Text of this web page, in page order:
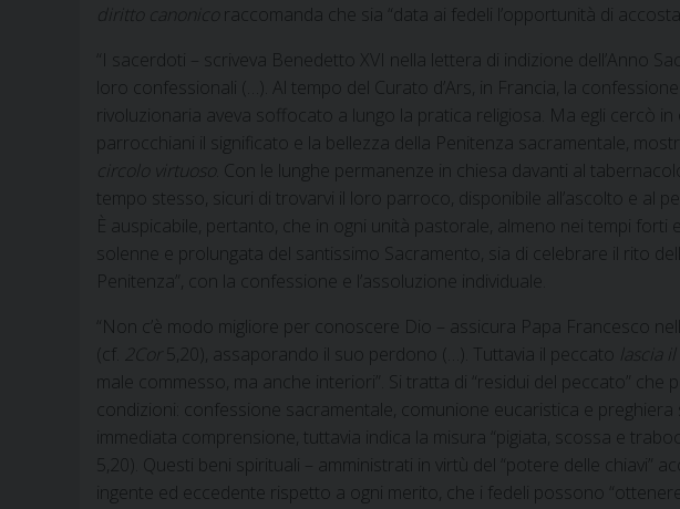
diritto canonico raccomanda che sia “data ai fedeli l’opportunità di
“I sacerdoti – scriveva Benedetto XVI nella lettera di indizione dell’Anno
loro confessionali (…). Al tempo del Curato d’Ars, in Francia, la
rivoluzionaria aveva soffocato a lungo la pratica religiosa. Ma egli cercò
parrocchiani il significato e la bellezza della Penitenza sacramentale,
circolo virtuoso
. Con le lunghe permanenze in chiesa davanti al
tempo stesso, sicuri di trovarvi il loro parroco, disponibile all’ascolto e al
È auspicabile, pertanto, che in ogni unità pastorale, almeno nei tempi forti
solenne e prolungata del santissimo Sacramento, sia di celebrare il rito
Penitenza”, con la confessione e l’assoluzione individuale.
“Non c’è modo migliore per conoscere Dio – assicura Papa Francesco
(cf. 2Cor 5,20), assaporando il suo perdono (…). Tuttavia il peccato lascia
male commesso, ma anche interiori”. Si tratta di “residui del peccato” che
condizioni: confessione sacramentale, comunione eucaristica e
immediata comprensione, tuttavia indica la misura “pigiata, scossa e
5,20). Questi beni spirituali – amministrati in virtù del “potere delle chiavi”
ingente ed eccedente rispetto a ogni merito, che i fedeli possono